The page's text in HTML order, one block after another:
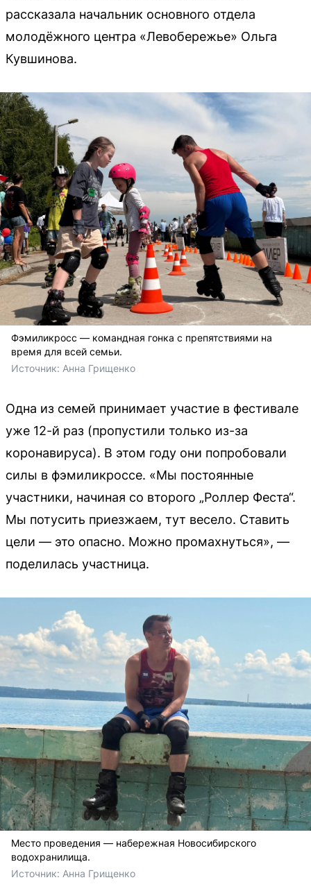
рассказала начальник основного отдела
молодёжного центра «Левобережье» Ольга
Кувшинова.
Фэмиликросс — командная гонка с препятствиями на
время для всей семьи.
Источник: Анна Грищенко
Одна из семей принимает участие в фестивале
уже 12-й раз (пропустили только из-за
коронавируса). В этом году они попробовали
силы в фэмиликроссе. «Мы постоянные
участники, начиная со второго „Роллер Феста“.
Мы потусить приезжаем, тут весело. Ставить
цели — это опасно. Можно промахнуться», —
поделилась участница.
Место проведения — набережная Новосибирского
водохранилища.
Источник: Анна Грищенко